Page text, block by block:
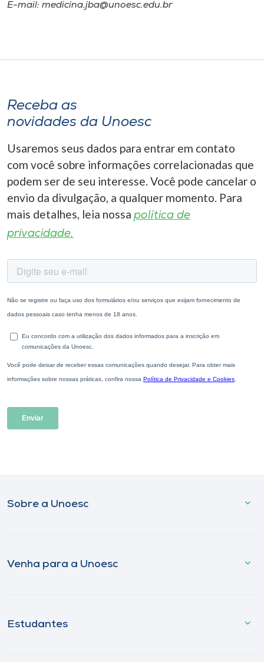
E-mail: medicina.jba@unoesc.edu.br
Receba as
novidades da Unoesc
Usaremos seus dados para entrar em contato
com você sobre informações correlacionadas que
podem ser de seu interesse. Você pode cancelar o
envio da divulgação, a qualquer momento. Para
mais detalhes, leia nossa política de
privacidade.
Sobre a Unoesc
Venha para a Unoesc
Estudantes